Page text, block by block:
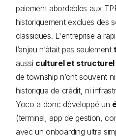
paiement abordables aux
historiquement exclues des
classiques. L'entreprise a
l’enjeu n’était pas seulement
aussi culturel et structurel
de township n’ont souvent
historique de crédit, ni
Yoco a donc développé un
(terminal, app de gestion,
avec un onboarding ultra